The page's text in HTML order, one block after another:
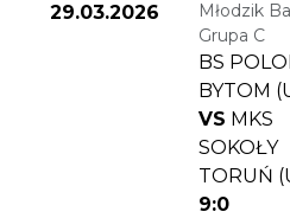
29.03.2026
Młodzik
Grupa C
BS
BYTOM
VS MKS
SOKOŁY
TORUŃ
9:0